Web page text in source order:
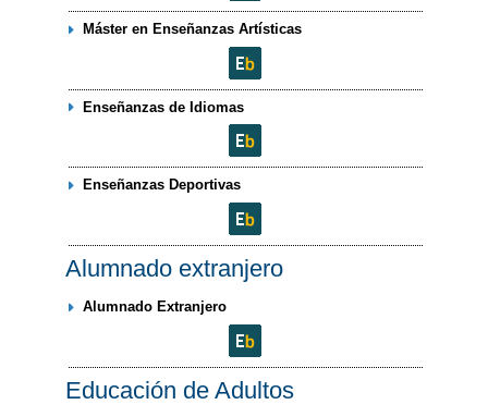
Máster en Enseñanzas Artísticas
Enseñanzas de Idiomas
Enseñanzas Deportivas
Alumnado extranjero
Alumnado Extranjero
Educación de Adultos